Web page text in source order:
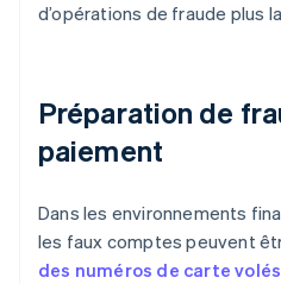
d’opérations de fraude plus
Préparation de
paiement
Dans les environnements
les faux comptes peuvent
des numéros de carte volés